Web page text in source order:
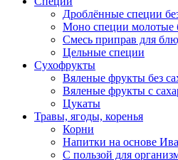
Дроблённые специи
Моно специи молотые
Смесь приправ для
Цельные специи
Сухофрукты
Вяленые фрукты без
Вяленые фрукты с
Цукаты
Травы, ягоды, коренья
Корни
Напитки на основе
С пользой для